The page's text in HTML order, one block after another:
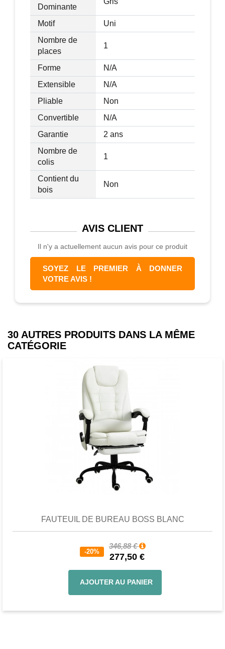
Dominante
Motif
Uni
Nombre de
places
1
Forme
N/A
Extensible
N/A
Pliable
Non
Convertible
N/A
Garantie
2 ans
Nombre de
colis
1
Contient du
bois
Non
AVIS CLIENT
Il n'y a actuellement aucun avis pour ce produit
SOYEZ LE PREMIER À DONNER
VOTRE AVIS !
30 AUTRES PRODUITS DANS LA MÊME
CATÉGORIE
FAUTEUIL DE BUREAU BOSS BLANC
-20%
346,88 €
277,50 €
AJOUTER AU PANIER
Favori